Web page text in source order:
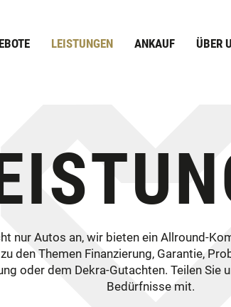
LEISTUNGEN ANKAUF ÜBER
nur Autos an, wir bieten ein Allround-
den Themen Finanzierung, Garantie,
oder dem Dekra-Gutachten. Teilen Sie
Bedürfnisse mit.